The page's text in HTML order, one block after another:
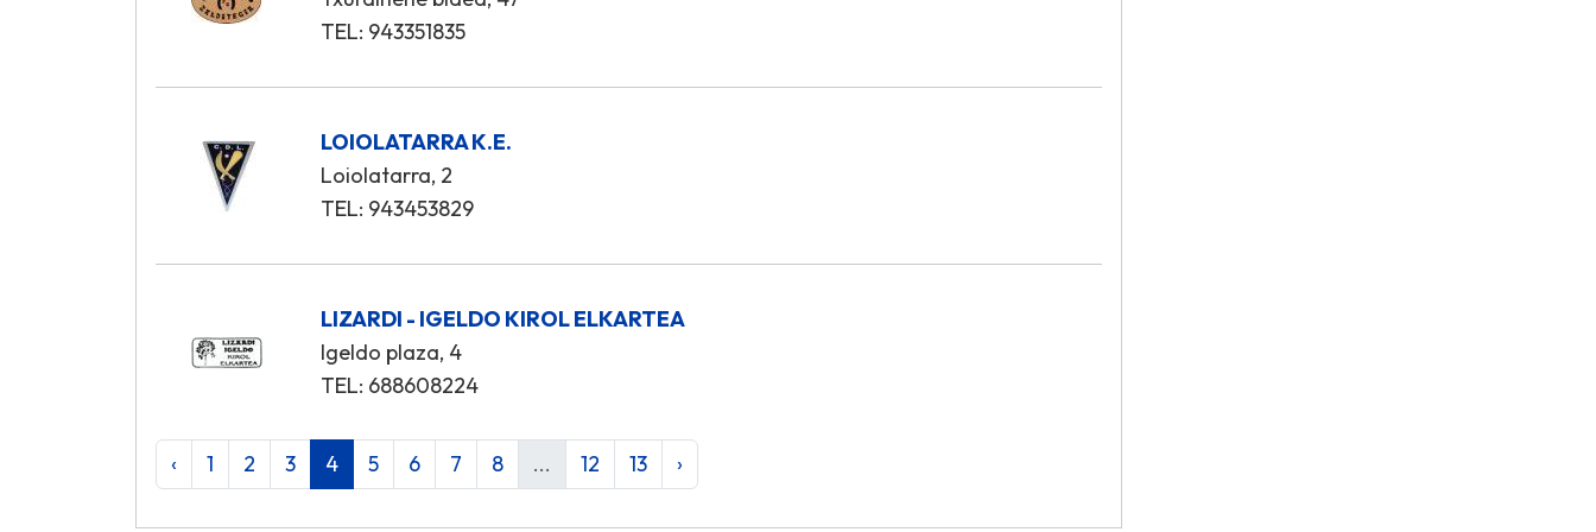
TEL: 943351835
LOIOLATARRA K.E.
Loiolatarra, 2
TEL: 943453829
LIZARDI - IGELDO KIROL ELKARTEA
Igeldo plaza, 4
TEL: 688608224
‹ 1 2 3 4 5 6 7 8 ... 12 13 ›